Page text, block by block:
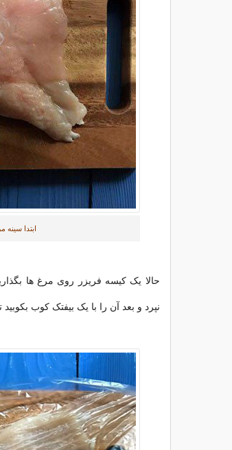
ابتدا
حالا یک کیسه فریزر روی مرغ ها
نپرد و بعد آن را با یک بیفتک کوب